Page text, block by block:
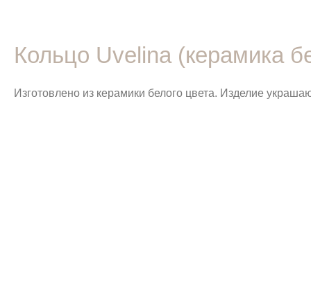
Кольцо Uvelina (керамика
Изготовлено из керамики белого цвета. Изделие